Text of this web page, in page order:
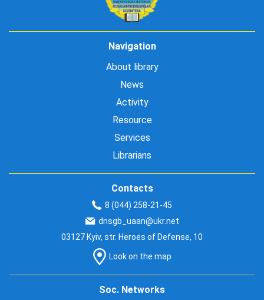
Navigation
About library
News
Activity
Resource
Services
Librarians
Contacts
8 (044) 258-21-45
dnsgb_uaan@ukr.net
03127 Kyiv, str. Heroes of Defense, 10
Look on the map
Soc. Networks